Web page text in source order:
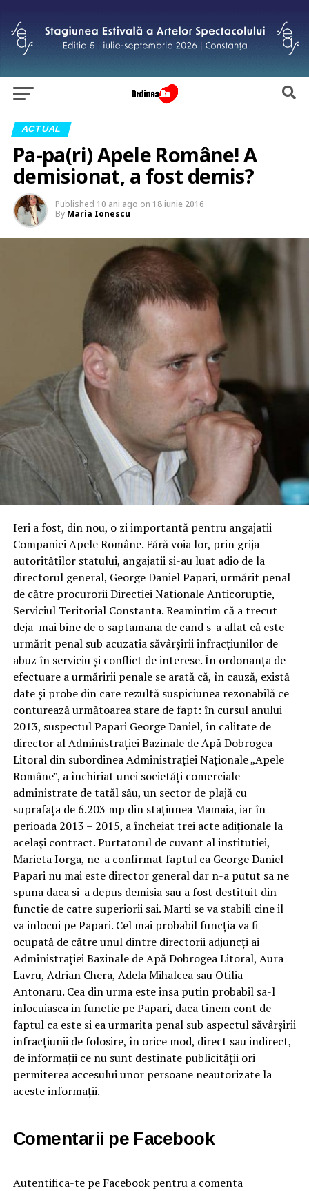
ACTUAL
Pa-pa(ri) Apele Române! A
demisionat, a fost demis?
Published 10 ani ago on 18 iunie 2016
By Maria Ionescu
Ieri a fost, din nou, o zi importantă pentru angajatii
Companiei Apele Române. Fără voia lor, prin grija
autoritătilor statului, angajatii si-au luat adio de la
directorul general, George Daniel Papari, urmărit penal
de către procurorii Directiei Nationale Anticoruptie,
Serviciul Teritorial Constanta. Reamintim că a trecut
deja mai bine de o saptamana de cand s-a aflat că este
urmărit penal sub acuzatia săvârșirii infracțiunilor de
abuz în serviciu și conflict de interese. În ordonanța de
efectuare a urmăririi penale se arată că, în cauză, există
date și probe din care rezultă suspiciunea rezonabilă ce
conturează următoarea stare de fapt: în cursul anului
2013, suspectul Papari George Daniel, în calitate de
director al Administrației Bazinale de Apă Dobrogea –
Litoral din subordinea Administrației Naționale „Apele
Române”, a închiriat unei societăți comerciale
administrate de tatăl său, un sector de plajă cu
suprafața de 6.203 mp din stațiunea Mamaia, iar în
perioada 2013 – 2015, a încheiat trei acte adiționale la
același contract. Purtatorul de cuvant al institutiei,
Marieta Iorga, ne-a confirmat faptul ca George Daniel
Papari nu mai este director general dar n-a putut sa ne
spuna daca si-a depus demisia sau a fost destituit din
functie de catre superiorii sai. Marti se va stabili cine il
va inlocui pe Papari. Cel mai probabil funcţia va fi
ocupată de către unul dintre directorii adjuncţi ai
Administraţiei Bazinale de Apă Dobrogea Litoral, Aura
Lavru, Adrian Chera, Adela Mihalcea sau Otilia
Antonaru. Cea din urma este insa putin probabil sa-l
inlocuiasca in functie pe Papari, daca tinem cont de
faptul ca este si ea urmarita penal sub aspectul săvârșirii
infracțiunii de folosire, în orice mod, direct sau indirect,
de informații ce nu sunt destinate publicității ori
permiterea accesului unor persoane neautorizate la
aceste informații.
Comentarii pe Facebook
Autentifica-te pe Facebook pentru a comenta